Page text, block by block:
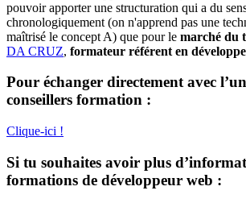
pouvoir apporter une structuration qui a du
chronologiquement (on n'apprend pas une
maîtrisé le concept A) que pour le marché du
DA CRUZ, formateur référent en
Pour échanger directement avec
conseillers formation :
Clique-ici !
Si tu souhaites avoir plus
formations de développeur web :